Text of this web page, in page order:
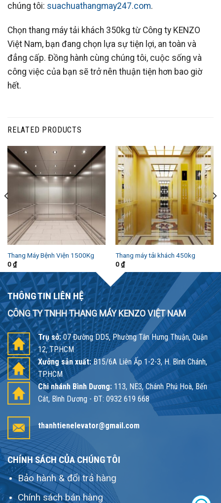
chúng tôi: suachuathangmay247.com.
Chọn thang máy tải khách 350kg từ Công ty KENZO
Việt Nam, bạn đang chọn lựa sự tiện lợi, an toàn và
đẳng cấp. Đồng hành cùng chúng tôi, cuộc sống và
công việc của bạn sẽ trở nên thuận tiện hơn bao giờ
hết.
RELATED PRODUCTS
Thang Máy Bệnh Viện 1500Kg
0₫
Thang máy tải khách 450kg
0₫
THÔNG TIN LIÊN HỆ
CÔNG TY TNHH THANG MÁY KENZO VIỆT NAM
Trụ sở:07 Đường DD5, Phường Tân Hưng Thuận, Quận
12, TP.HCM
Xưởng sản xuất:B15/6A Liên Ấp 1-2-3, H. Bình Chánh,
TP.HCM
Chi nhánh Bình Dương: 113, NE3, Chánh Phú Hoà, Bến
Cát, Bình Dương - ĐT: 0932 619 668
thanhtienelevator@gmail.com
CHÍNH SÁCH CỦA CHÚNG TÔI
Bảo hành & đổi trả hàng
Chính sách bán hàng